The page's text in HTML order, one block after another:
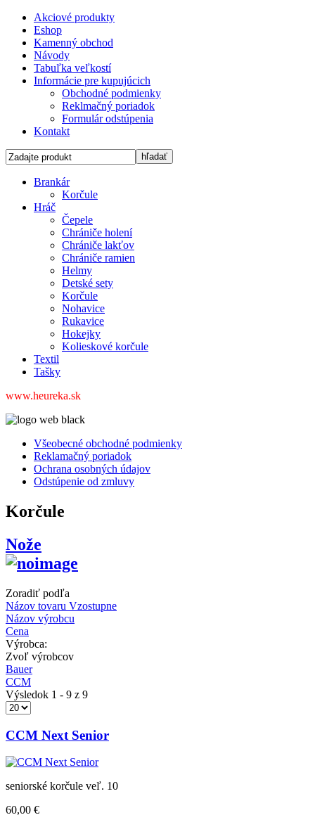
Akciové produkty
Eshop
Kamenný obchod
Návody
Tabuľka veľkostí
Informácie pre kupujúcich
Obchodné podmienky
Reklmačný poriadok
Formulár odstúpenia
Kontakt
Brankár
Korčule
Hráč
Čepele
Chrániče holení
Chrániče lakťov
Chrániče ramien
Helmy
Detské sety
Korčule
Nohavice
Rukavice
Hokejky
Kolieskové korčule
Textil
Tašky
www.heureka.sk
Všeobecné obchodné podmienky
Reklamačný poriadok
Ochrana osobných údajov
Odstúpenie od zmluvy
Korčule
Nože
Zoradiť podľa
Názov tovaru Vzostupne
Názov výrobcu
Cena
Výrobca:
Zvoľ výrobcov
Bauer
CCM
Výsledok 1 - 9 z 9
CCM Next Senior
seniorské korčule veľ. 10
60,00 €